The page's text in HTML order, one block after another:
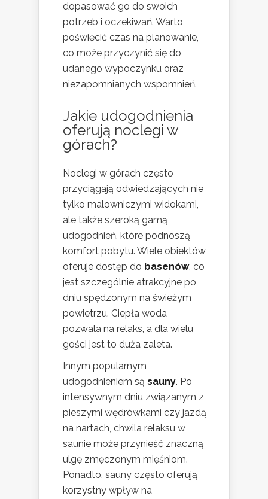
dopasować go do swoich
potrzeb i oczekiwań. Warto
poświęcić czas na planowanie,
co może przyczynić się do
udanego wypoczynku oraz
niezapomnianych wspomnień.
Jakie udogodnienia
oferują noclegi w
górach?
Noclegi w górach często
przyciągają odwiedzających nie
tylko malowniczymi widokami,
ale także szeroką gamą
udogodnień, które podnoszą
komfort pobytu. Wiele obiektów
oferuje dostęp do basenów, co
jest szczególnie atrakcyjne po
dniu spędzonym na świeżym
powietrzu. Ciepła woda
pozwala na relaks, a dla wielu
gości jest to duża zaleta.
Innym popularnym
udogodnieniem są sauny. Po
intensywnym dniu związanym z
pieszymi wędrówkami czy jazdą
na nartach, chwila relaksu w
saunie może przynieść znaczną
ulgę zmęczonym mięśniom.
Ponadto, sauny często oferują
korzystny wpływ na